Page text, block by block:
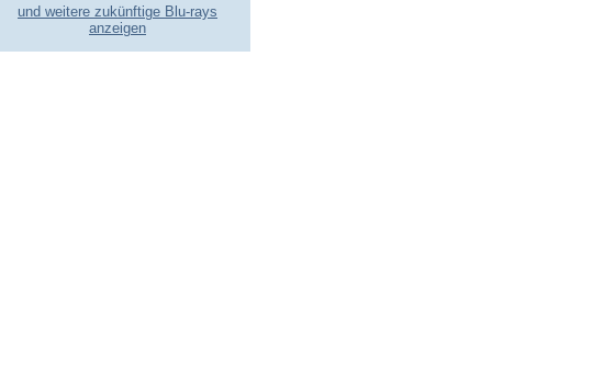
und weitere zukünftige Blu-rays
anzeigen